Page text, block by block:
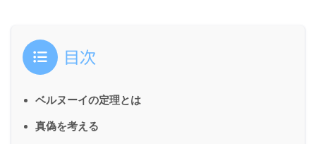
目次
ベルヌーイの定理とは
真偽を考える